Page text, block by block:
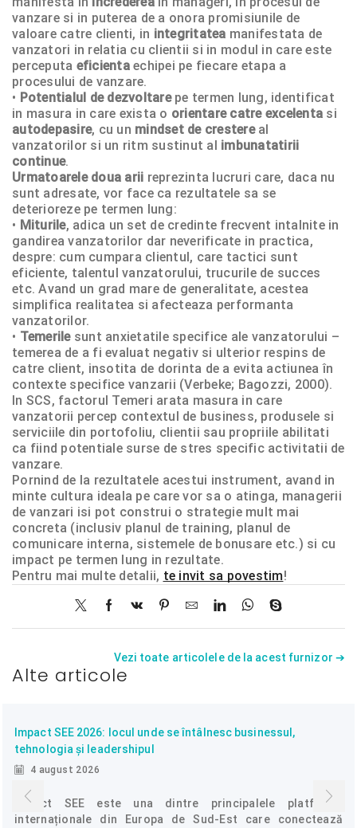
vanzare si in puterea de a onora promisiunile de
valoare catre clienti, in integritatea manifestata de
vanzatori in relatia cu clientii si in modul in care este
perceputa eficienta echipei pe fiecare etapa a
procesului de vanzare.
• Potentialul de dezvoltarepe termen lung, identificat
in masura in care exista o orientare catre excelenta si
autodepasire, cu un mindset de crestereal
vanzatorilor si un ritm sustinut al imbunatatirii
continue.
Urmatoarele doua arii reprezinta lucruri care, daca nu
sunt adresate, vor face ca rezultatele sa se
deterioreze pe termen lung:
• Miturile, adica un set de credinte frecvent intalnite in
gandirea vanzatorilor dar neverificate in practica,
despre: cum cumpara clientul, care tactici sunt
eficiente, talentul vanzatorului, trucurile de succes
etc. Avand un grad mare de generalitate, acestea
simplifica realitatea si afecteaza performanta
vanzatorilor.
• Temerile sunt anxietatile specifice ale vanzatorului –
temerea de a fi evaluat negativ si ulterior respins de
catre client, insotita de dorinta de a evita actiunea în
contexte specifice vanzarii (Verbeke; Bagozzi, 2000).
In SCS, factorul Temeri arata masura in care
vanzatorii percep contextul de business, produsele si
serviciile din portofoliu, clientii sau propriile abilitati
ca fiind potentiale surse de stres specific activitatii de
vanzare.
Pornind de la rezultatele acestui instrument, avand in
minte cultura ideala pe care vor sa o atinga, managerii
de vanzari isi pot construi o strategie mult mai
concreta (inclusiv planul de training, planul de
comunicare interna, sistemele de bonusare etc.) si cu
impact pe termen lung in rezultate.
Pentru mai multe detalii, te invit sa povestim!
Vezi toate articolele de la acest furnizor ➔
Alte articole
Impact SEE 2026: locul unde se întâlnesc businessul,
tehnologia și leadershipul
4 august 2026
Impact SEE este una dintre principalele platforme
internaționale din Europa de Sud-Est care conectează